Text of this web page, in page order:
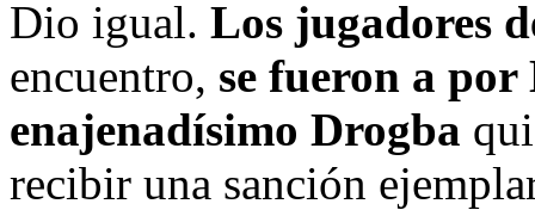
Dio igual. Los jugadores
encuentro, se fueron a
enajenadísimo Drogba
recibir una sanción